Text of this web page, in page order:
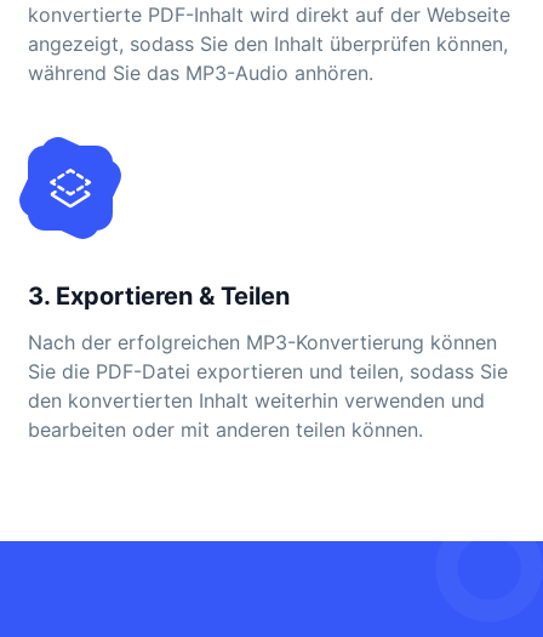
konvertierte PDF-Inhalt wird direkt auf der Webseite
angezeigt, sodass Sie den Inhalt überprüfen können,
während Sie das MP3-Audio anhören.
3. Exportieren & Teilen
Nach der erfolgreichen MP3-Konvertierung können
Sie die PDF-Datei exportieren und teilen, sodass Sie
den konvertierten Inhalt weiterhin verwenden und
bearbeiten oder mit anderen teilen können.